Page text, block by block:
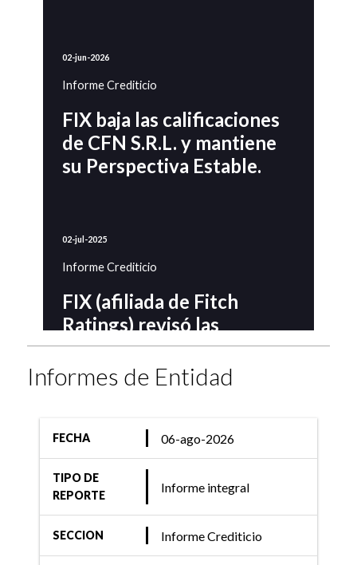
02-jun-2026
Informe Crediticio
FIX baja las calificaciones
de CFN S.R.L. y mantiene
su Perspectiva Estable.
02-jul-2025
Informe Crediticio
FIX (afiliada de Fitch
Ratings) revisó las
calificaciones de las
Entidades Financieras de
Informe Crediticio
FIX (afiliada de Fitch
Ratings) revisó las
Informes de Entidad
FECHA 06-ago-2026
TIPO DE
REPORTE
Informe integral
SECCION Informe Crediticio